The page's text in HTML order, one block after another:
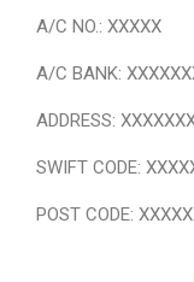
A/C NO.: XXXXX
A/C BANK:
ADDRESS:
SWIFT CODE:
POST CODE: